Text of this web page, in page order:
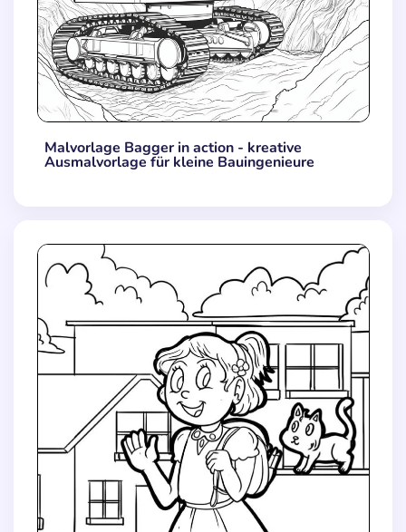
Malvorlage Bagger in action - kreative
Ausmalvorlage für kleine Bauingenieure